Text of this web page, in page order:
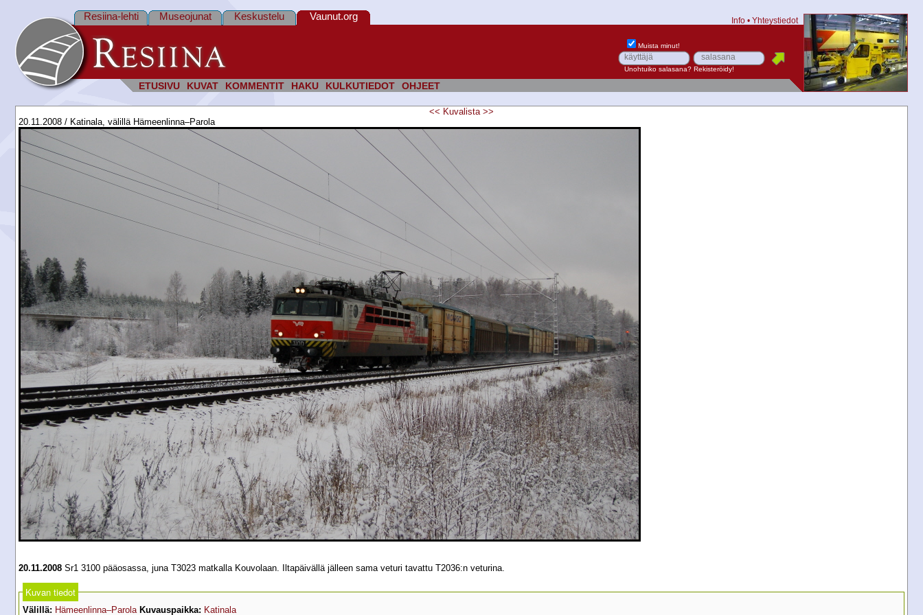
ETUSIVU KUVAT KOMMENTIT HAKU KULKUTIEDOT OHJEET
Resiina-lehti Museojunat Keskustelu Vaunut.org Info • Yhteystiedot
Muista minut!
Unohtuiko salasana? Rekisteröidy!
<< Kuvalista >>
20.11.2008 / Katinala, välillä Hämeenlinna–Parola
20.11.2008 Sr1 3100 pääosassa, juna T3023 matkalla Kouvolaan. Iltapäivällä jälleen sama veturi tavattu T2036:n veturina.
Kuvan tiedot
Välillä: Hämeenlinna–Parola Kuvauspaikka: Katinala